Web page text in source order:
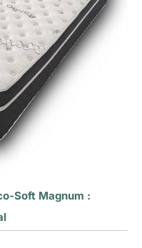
Soft Magnum :